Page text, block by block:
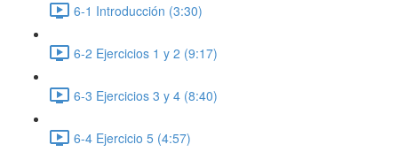
6-1 Introducción (3:30)
6-2 Ejercicios 1 y 2 (9:17)
6-3 Ejercicios 3 y 4 (8:40)
6-4 Ejercicio 5 (4:57)